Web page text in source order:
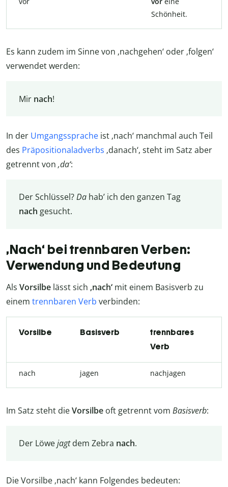
Schönheit.
Es kann zudem im Sinne von ‚nachgehen‘ oder ‚folgen‘
verwendet werden:
Mir nach!
In der Umgangssprache ist ‚nach‘ manchmal auch Teil
des Präpositionaladverbs ‚danach‘, steht im Satz aber
getrennt von ‚da‘:
Der Schlüssel?Dahab’ ich den ganzen Tag
nach gesucht.
‚Nach‘ bei trennbaren Verben:
Verwendung und Bedeutung
Als Vorsilbe lässt sich ‚nach‘ mit einem Basisverb zu
einem trennbaren Verb verbinden:
Vorsilbe Basisverb
trennbares
Verb
nach jagen nachjagen
Im Satz steht dieVorsilbe oft getrennt vom Basisverb:
Der Löwejagtdem Zebra nach.
Die Vorsilbe ‚nach‘ kann Folgendes bedeuten: